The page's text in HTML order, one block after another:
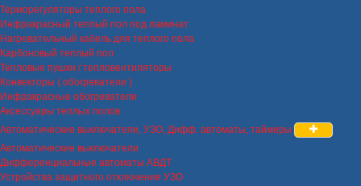
Терморегуляторы теплого пола
Инфракрасный теплый пол под ламинат
Нагревательный кабель для теплого пола
Карбоновый теплый пол
Тепловые пушки / тепловентиляторы
Конвекторы ( обогреватели )
Инфракрасные обогреватели
Аксессуары теплых полов
Автоматические выключатели, УЗО, Дифф. автоматы, таймеры
Автоматические выключатели
Дифференциальные автоматы АВДТ
Устройства защитного отключения УЗО